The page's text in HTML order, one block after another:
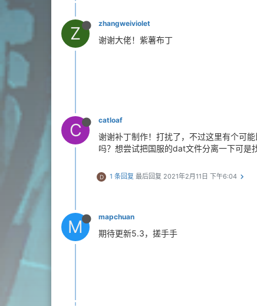
Z zhangweiviolet
谢谢大佬！紫薯布丁
C catloaf
谢谢补丁制作！打扰了，不过这里有个可
吗？想尝试把国服的dat文件分离一下可是
D 1 条回复 最后回复 2021年2月11日 下午6:04
M mapchuan
期待更新5.3，搓手手